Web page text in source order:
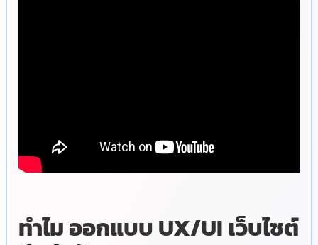
ทำไม ออกแบบ UX/UI เว็บไซต์